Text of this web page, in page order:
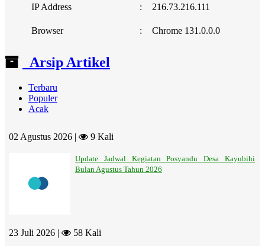
IP Address : 216.73.216.111
Browser : Chrome 131.0.0.0
Arsip Artikel
Terbaru
Populer
Acak
02 Agustus 2026 | 9 Kali
Update Jadwal Kegiatan Posyandu Desa Kayubihi
Bulan Agustus Tahun 2026
23 Juli 2026 | 58 Kali